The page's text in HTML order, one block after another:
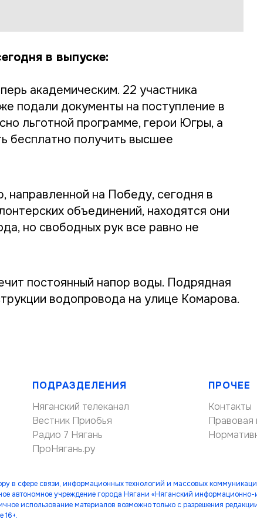
в выпуске:
академическим. 22 участника
подали документы на поступление в
льготной программе, герои Югры, а
бесплатно получить высшее
направленной на Победу, сегодня в
объединений, находятся они
но свободных рук все равно не
постоянный напор воды. Подрядная
водопровода на улице Комарова.
ПОДРАЗДЕЛЕНИЯ
Няганский телеканал
Вестник Приобья
Радио 7 Нягань
ПроНягань.ру
ПРОЧЕЕ
Контакты
в сфере связи, информационных технологий и массовых
учреждение города Нягани «Няганский информационно-
использование материалов возможно только с разрешения
16+.